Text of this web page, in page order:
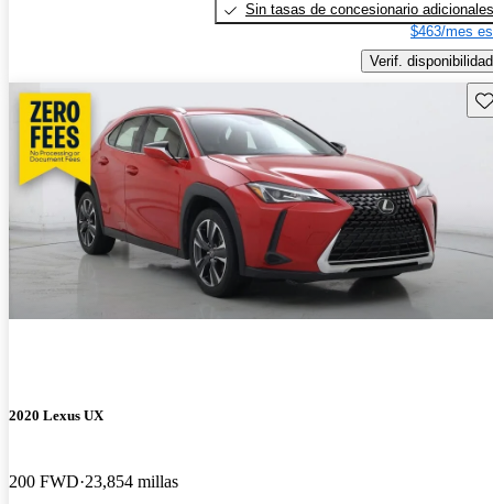
Sin tasas de concesionario adicionales
$463/mes
Verif. disponibilidad
2020 Lexus UX
200 FWD 23,854 millas